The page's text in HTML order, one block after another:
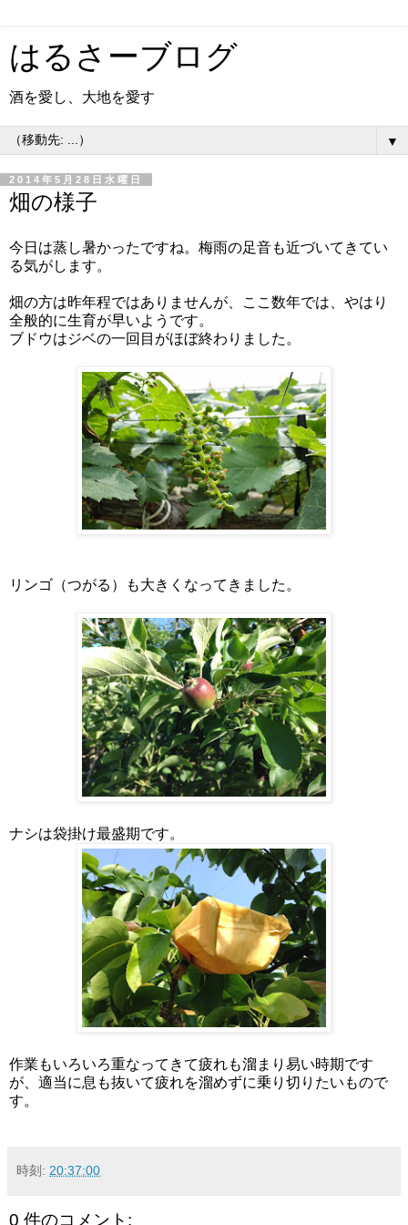
はるさーブログ
酒を愛し、大地を愛す
▼
2014年5月28日水曜日
畑の様子
今日は蒸し暑かったですね。梅雨の足音も近づいてきてい
る気がします。
畑の方は昨年程ではありませんが、ここ数年では、やはり
全般的に生育が早いようです。
ブドウはジベの一回目がほぼ終わりました。
リンゴ（つがる）も大きくなってきました。
ナシは袋掛け最盛期です。
作業もいろいろ重なってきて疲れも溜まり易い時期です
が、適当に息も抜いて疲れを溜めずに乗り切りたいもので
す。
時刻: 20:37:00
0 件のコメント: